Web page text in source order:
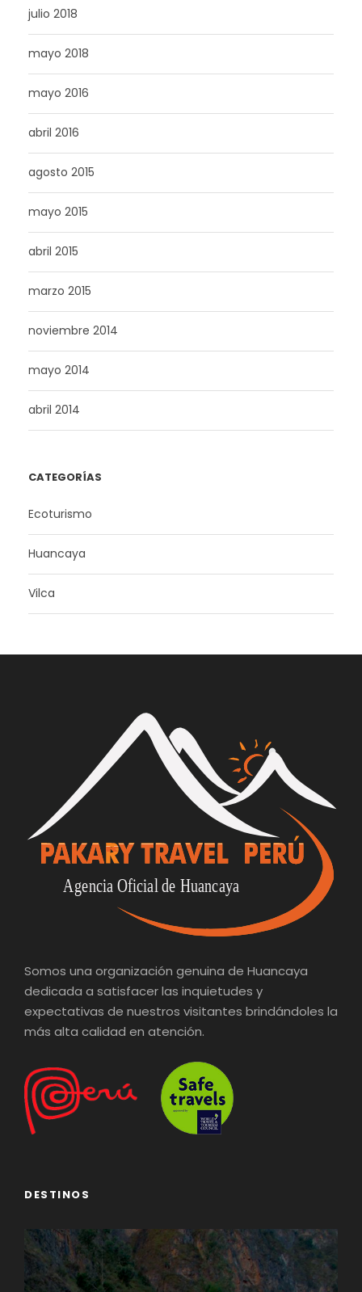
julio 2018
mayo 2018
mayo 2016
abril 2016
agosto 2015
mayo 2015
abril 2015
marzo 2015
noviembre 2014
mayo 2014
abril 2014
CATEGORÍAS
Ecoturismo
Huancaya
Vilca
Somos una organización genuina de Huancaya
dedicada a satisfacer las inquietudes y
expectativas de nuestros visitantes brindándoles la
más alta calidad en atención.
DESTINOS